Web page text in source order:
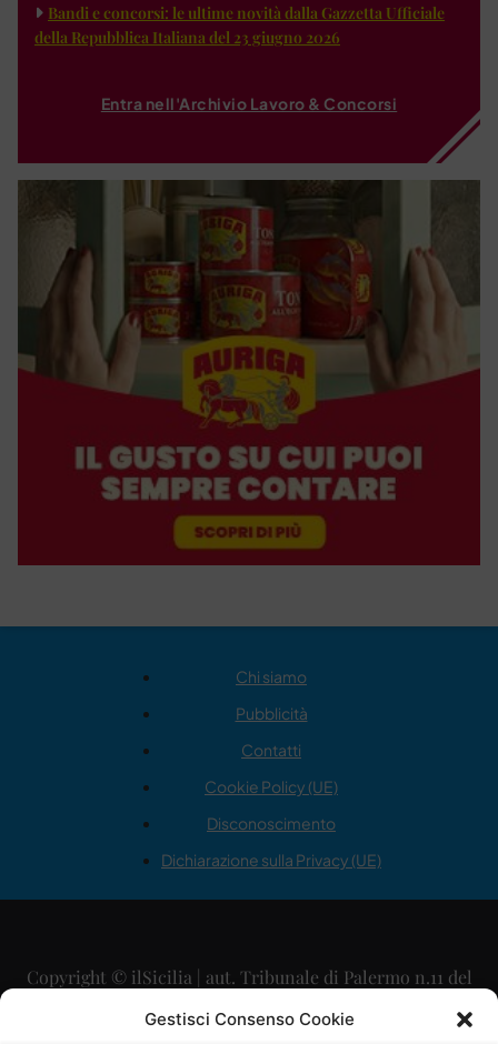
Gestisci Consenso Cookie
Bandi e concorsi: le ultime novità dalla Gazzetta Ufficiale
della Repubblica Italiana del 23 giugno 2026
Entra nell'Archivio Lavoro & Concorsi
Chi siamo
Pubblicità
Contatti
Cookie Policy (UE)
Disconoscimento
Dichiarazione sulla Privacy (UE)
Copyright © ilSicilia | aut. Tribunale di Palermo n.11 del
29/09/2015